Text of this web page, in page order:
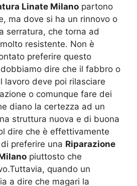
Linate Milano partono
ma dove si ha un rinnovo o
serratura, che torna ad
resistente. Non è
preferire questo
dire che il fabbro o
lavoro deve poi rilasciare
o comunque fare dei
diano la certezza ad un
struttura nuova e di buona
dire che è effettivamente
preferire una Riparazione
piuttosto che
quando un
a dire che magari la